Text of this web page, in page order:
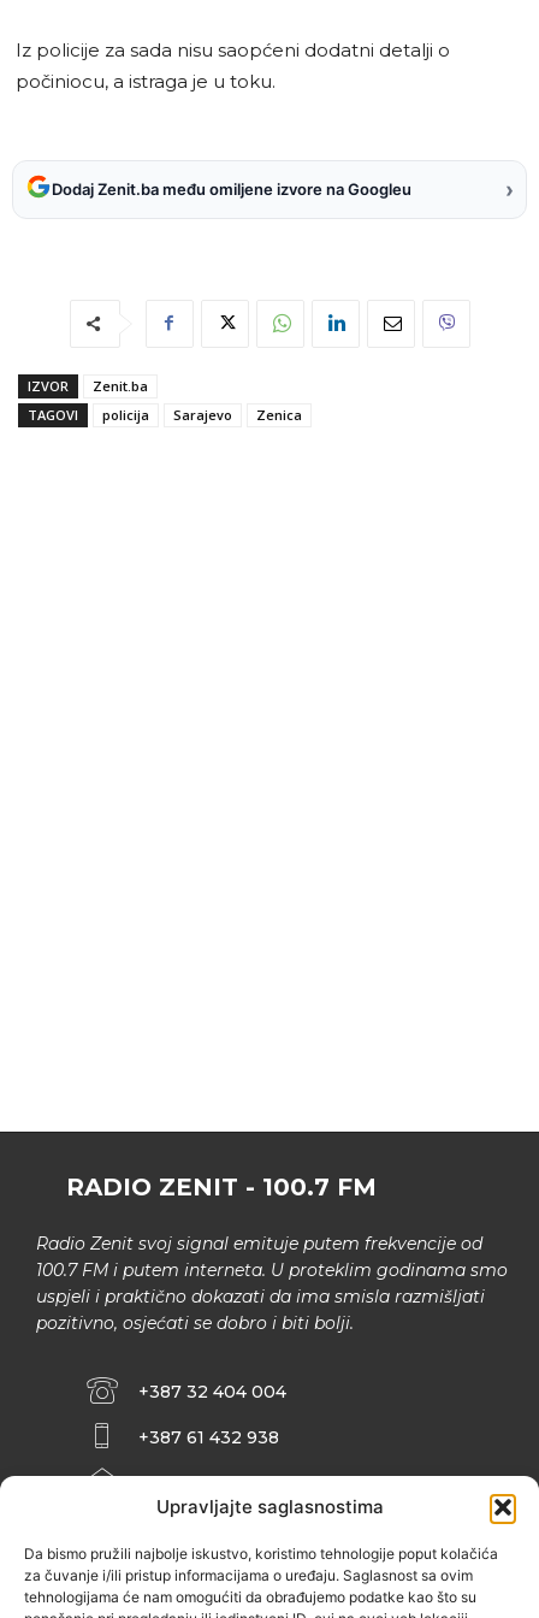
Upravljajte saglasnostima
Da bismo pružili najbolje iskustvo, koristimo tehnologije poput kolačića
za čuvanje i/ili pristup informacijama o uređaju. Saglasnost sa ovim
tehnologijama će nam omogućiti da obrađujemo podatke kao što su
Iz policije za sada nisu saopćeni dodatni detalji o
počiniocu, a istraga je u toku.
Dodaj Zenit.ba među omiljene izvore na Googleu ›
IZVOR
Zenit.ba
TAGOVI
policija Sarajevo Zenica
RADIO ZENIT - 100.7 FM
Radio Zenit svoj signal emituje putem frekvencije od
100.7 FM i putem interneta. U proteklim godinama smo
uspjeli i praktično dokazati da ima smisla razmišljati
pozitivno, osjećati se dobro i biti bolji.
+387 32 404 004
+387 61 432 938
INFO@ZENIT.BA
ZENIČANKA, 3. SPRAT), 72000 ZENICA